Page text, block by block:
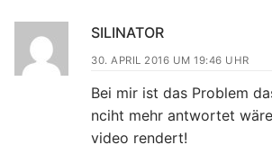
SILINATOR
30. APRIL 2016 UM 19:46 UHR
Bei mir ist das Problem
nciht mehr antwortet
video rendert!